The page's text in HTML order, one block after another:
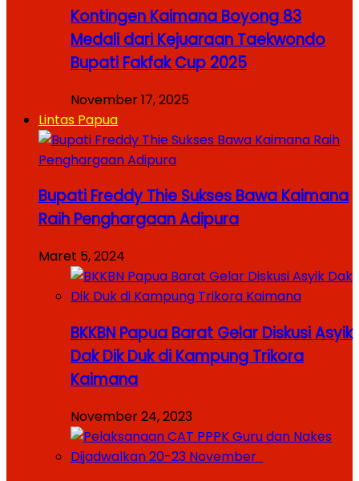
Kontingen Kaimana Boyong 83
Medali dari Kejuaraan Taekwondo
Bupati Fakfak Cup 2025
November 17, 2025
Lintas Papua
Bupati Freddy Thie Sukses Bawa Kaimana
Raih Penghargaan Adipura
Maret 5, 2024
BKKBN Papua Barat Gelar Diskusi Asyik
Dak Dik Duk di Kampung Trikora
Kaimana
November 24, 2023